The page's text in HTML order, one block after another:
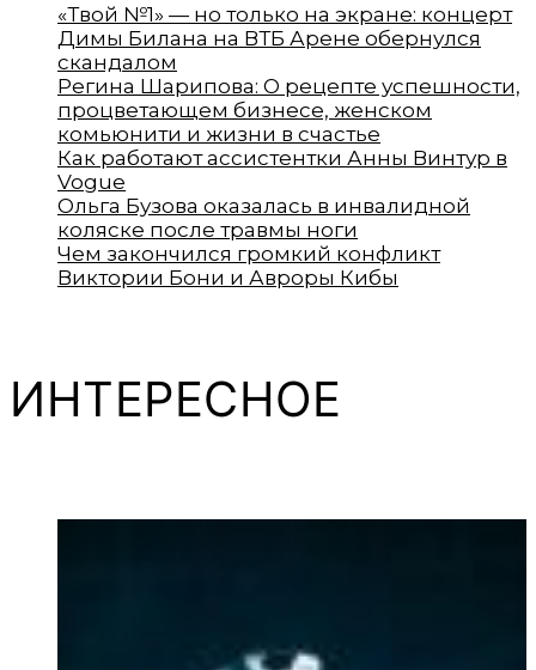
«Твой №1» — но только на экране: концерт
Димы Билана на ВТБ Арене обернулся
скандалом
Регина Шарипова: О рецепте успешности,
процветающем бизнесе, женском
комьюнити и жизни в счастье
Как работают ассистентки Анны Винтур в
Vogue
Ольга Бузова оказалась в инвалидной
коляске после травмы ноги
Чем закончился громкий конфликт
Виктории Бони и Авроры Кибы
ИНТЕРЕСНОЕ